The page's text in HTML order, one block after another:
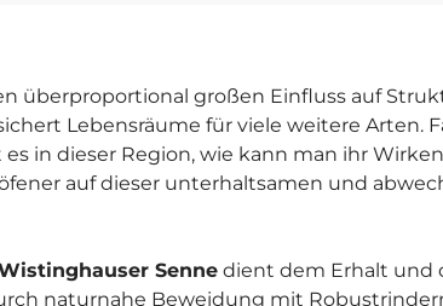
überproportional großen Einfluss auf
Lebensräume für viele weitere Arten.
in dieser Region, wie kann man ihr
auf dieser unterhaltsamen und
Senne dient dem Erhalt und
naturnahe Beweidung mit